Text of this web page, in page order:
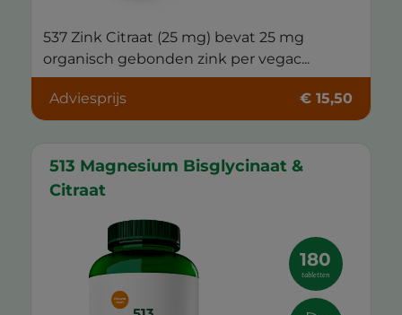
537 Zink Citraat (25 mg) bevat 25 mg
organisch gebonden zink per vegac...
Adviesprijs € 15,50
513 Magnesium Bisglycinaat &
Citraat
180
tabletten